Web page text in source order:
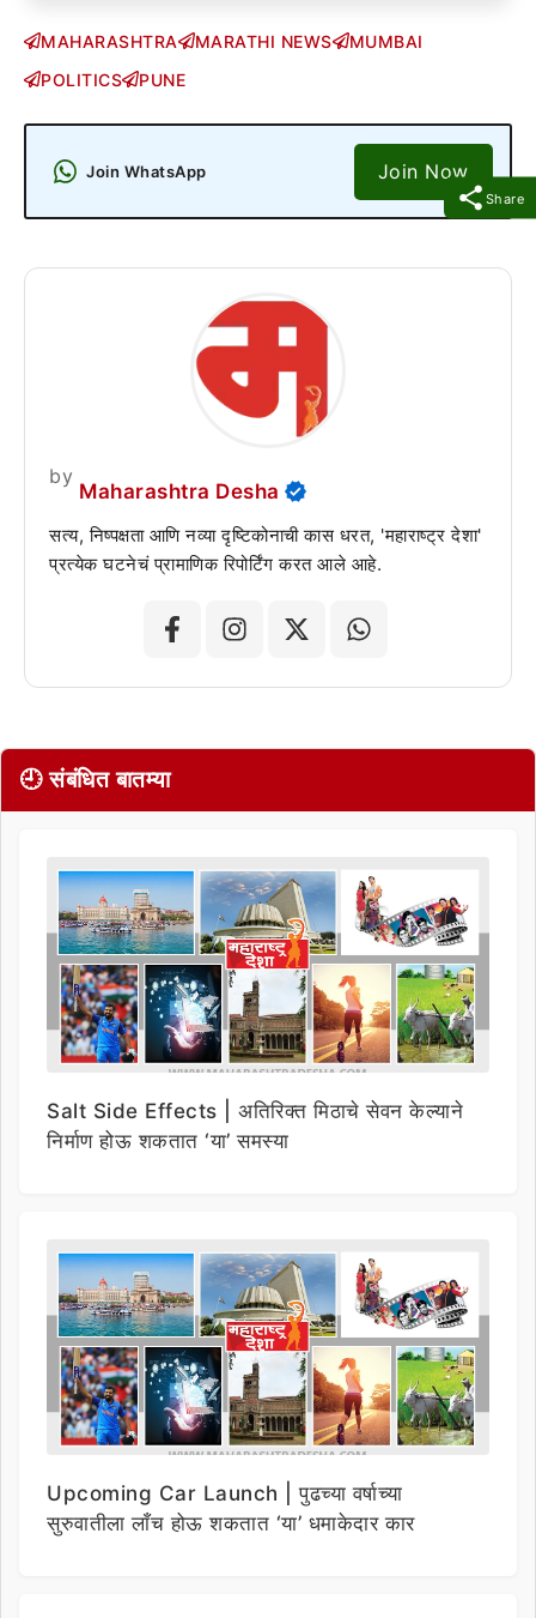
Share
MAHARASHTRA MARATHI NEWS
MUMBAI
POLITICS
PUNE
Join WhatsApp Join Now
by
Maharashtra Desha
सत्य, निष्पक्षता आणि नव्या दृष्टिकोनाची कास धरत, 'महाराष्ट्र देशा'
प्रत्येक घटनेचं प्रामाणिक रिपोर्टिंग करत आले आहे.
🕘 संबंधित बातम्या
Salt Side Effects | अतिरिक्त मिठाचे सेवन केल्याने
निर्माण होऊ शकतात ‘या’ समस्या
Upcoming Car Launch | पुढच्या वर्षाच्या
सुरुवातीला लाँच होऊ शकतात ‘या’ धमाकेदार कार